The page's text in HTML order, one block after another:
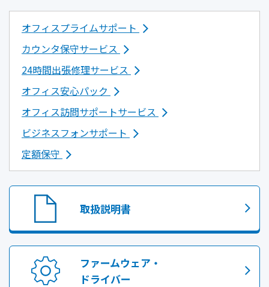
オフィスプライムサポート
カウンタ保守サービス
24時間出張修理サービス
オフィス安心パック
オフィス訪問サポートサービス
ビジネスフォンサポート
定額保守
取扱説明書
ファームウェア・
ドライバー